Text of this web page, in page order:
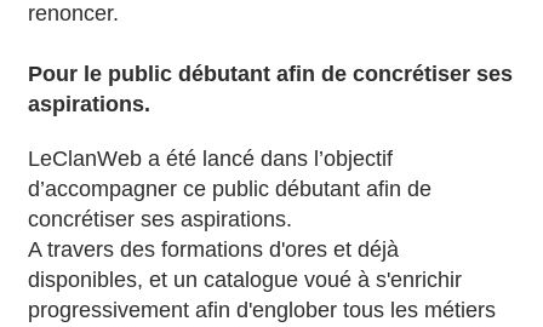
renoncer.
Pour le public débutant afin de concrétiser ses
aspirations.
LeClanWeb a été lancé dans l’objectif
d’accompagner ce public débutant afin de
concrétiser ses aspirations.
A travers des formations d'ores et déjà
disponibles, et un catalogue voué à s'enrichir
progressivement afin d'englober tous les métiers